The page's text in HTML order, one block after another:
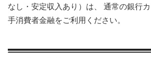
なし・安定収入あり）は、 通常の銀行
手消費者金融をご利用ください。